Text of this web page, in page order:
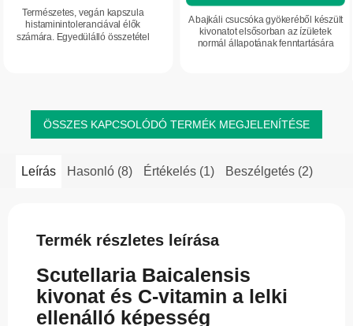
ből
csillag.
Természetes, vegán kapszula
histaminintoleranciával élők
számára. Egyedülálló összetétel
A bajkáli csucsóka gyökeréből készült
kivonatot elsősorban az ízületek
normál állapotának fenntartására
ÖSSZES KAPCSOLÓDÓ TERMÉK MEGJELENÍTÉSE
Leírás Hasonló (8) Értékelés (1) Beszélgetés (2)
Termék részletes leírása
Scutellaria Baicalensis
kivonat és C-vitamin a lelki
ellenálló képesség